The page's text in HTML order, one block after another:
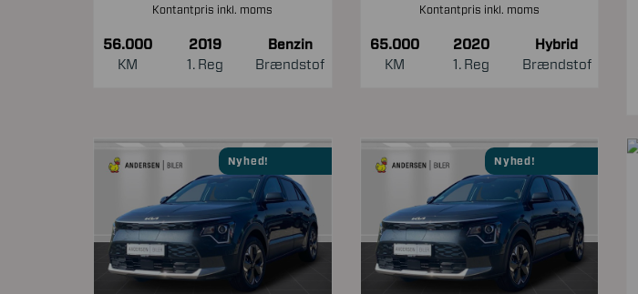
Kontantpris inkl. moms
56.000
KM
2019
1. Reg
Benzin
Brændstof
Kontantpris inkl. moms
65.000
KM
2020
1. Reg
Hybrid
Brændstof
Nyhed! Nyhed!